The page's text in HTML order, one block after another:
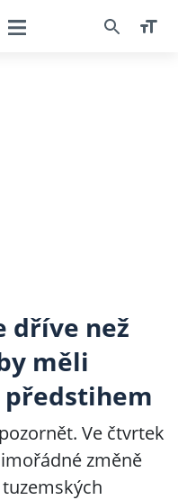
dříve než
měli
Ve čtvrtek
změně